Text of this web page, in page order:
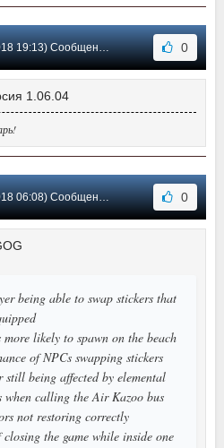
19:13) Сообщение #7 0
1.06.04
06:08) Сообщение #6 0
being able to swap stickers that
more likely to spawn on the beach
of NPCs swapping stickers
still being affected by elemental
when calling the Air Kazoo bus
not restoring correctly
closing the game while inside one